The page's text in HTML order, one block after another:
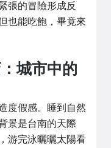
張的冒險形成反
也能吃飽，畢竟來
城市中的
度假感。睡到自然
景是台南的天際
游完泳曬曬太陽看